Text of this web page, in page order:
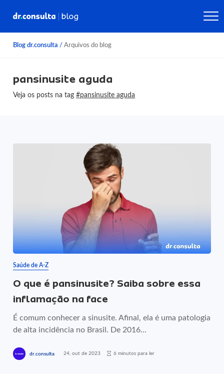
Blog dr.consulta / Arquivos do blog
pansinusite aguda
Veja os posts na tag#pansinusite aguda
Saúde de A-Z
O que é pansinusite? Saiba sobre essa
inflamação na face
É comum conhecer a sinusite. Afinal, ela é uma patologia
de alta incidência no Brasil. De 2016...
dr.consulta 24, out de 2023 6 minutos para ler